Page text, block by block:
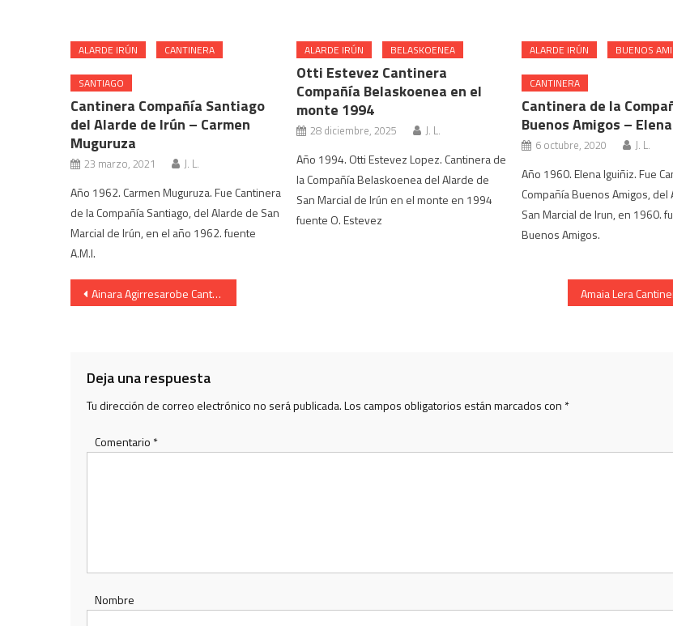
ALARDE IRÚN CANTINERA
SANTIAGO
Cantinera Compañía Santiago
del Alarde de Irún – Carmen
Muguruza
23 marzo, 2021 J. L.
Año 1962. Carmen Muguruza. Fue Cantinera
de la Compañía Santiago, del Alarde de San
Marcial de Irún, en el año 1962. fuente
A.M.I.
ALARDE IRÚN BELASKOENEA
Otti Estevez Cantinera
Compañía Belaskoenea en el
monte 1994
28 diciembre, 2025 J. L.
Año 1994. Otti Estevez Lopez. Cantinera de
la Compañía Belaskoenea del Alarde de
San Marcial de Irún en el monte en 1994
fuente O. Estevez
ALARDE IRÚN BUENOS
CANTINERA
Cantinera de la
Buenos Amigos –
6 octubre, 2020 J. L.
Año 1960. Elena Iguiñiz. Fue
Compañía Buenos Amigos, del
San Marcial de Irun, en 1960.
Buenos Amigos.
Navegación
Ainara Agirresarobe Cantinera Compañía Ama Shantalen 2007
Deja una respuesta
Tu dirección de correo electrónico no será publicada.Los campos obligatorios están marcados con *
Comentario *
Nombre